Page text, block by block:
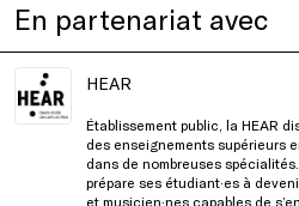
En partenariat avec
HEAR
Établissement public, la HEAR
des enseignements supérieurs
dans de nombreuses
prépare ses étudiant·es à
et musicien·nes capables de